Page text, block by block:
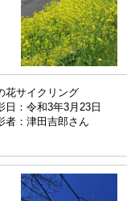
花サイクリング
日：令和3年3月23日
者：津田吉郎さん